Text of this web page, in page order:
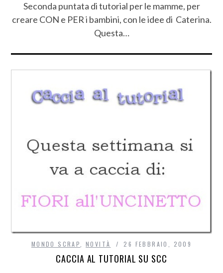
Seconda puntata di tutorial per le mamme, per
creare CON e PER i bambini, con le idee di Caterina.
Questa…
MONDO SCRAP ,NOVITÀ 26 FEBBRAIO, 2009
CACCIA AL TUTORIAL SU SCC